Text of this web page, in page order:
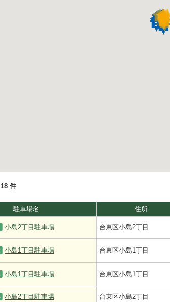
18 件
駐車場名 住所
小島2丁目駐車場 台東区小島2丁目
小島1丁目駐車場 台東区小島1丁目
小島1丁目駐車場 台東区小島1丁目
小島2丁目駐車場 台東区小島2丁目